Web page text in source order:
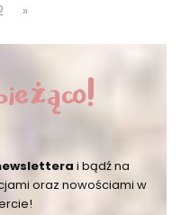
»
i bądź na
oraz nowościami w